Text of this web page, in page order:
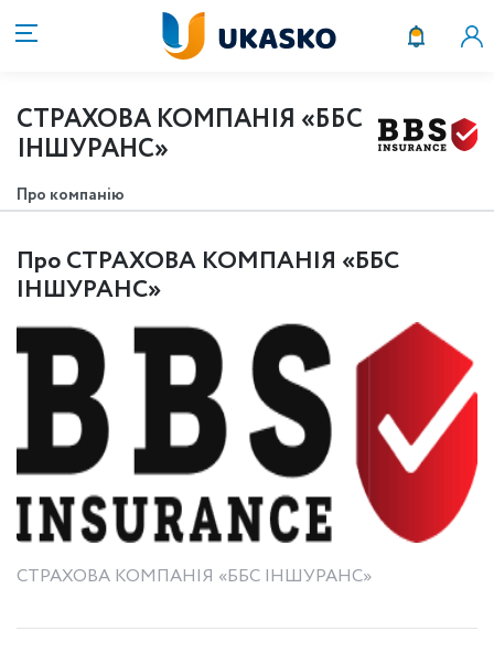
СТРАХОВА КОМПАНІЯ «ББС
ІНШУРАНС»
Про компанію
Про СТРАХОВА КОМПАНІЯ «ББС
ІНШУРАНС»
СТРАХОВА КОМПАНІЯ «ББС ІНШУРАНС»